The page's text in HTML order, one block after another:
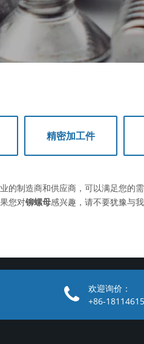
精密加工件
的制造商和供应商，可以满足您的
您对铆螺母感兴趣，请不要犹豫与
欢迎询价：
+86-